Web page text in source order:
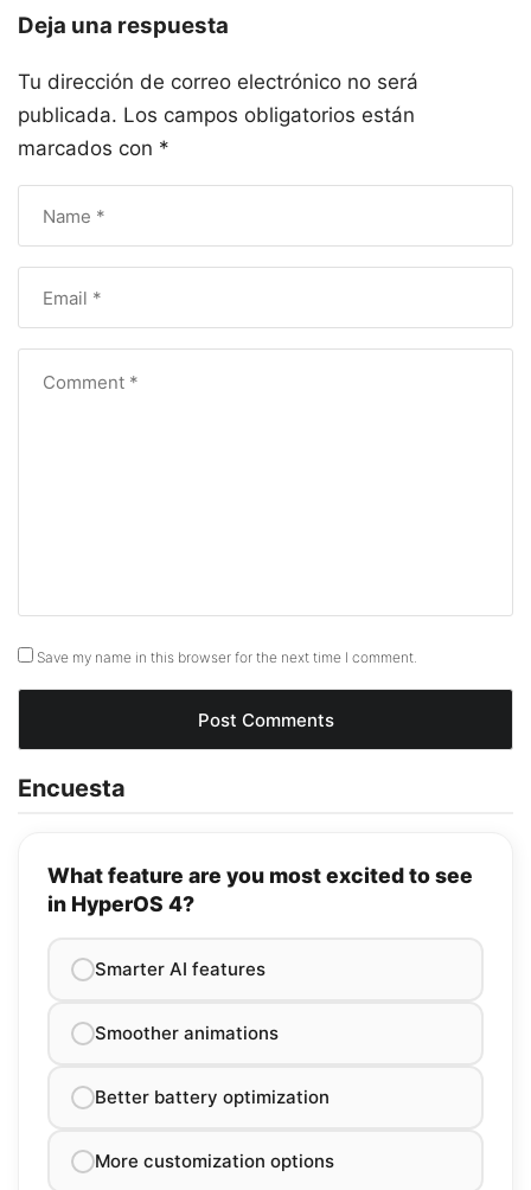
Deja una respuesta
Tu dirección de correo electrónico no será
publicada. Los campos obligatorios están
marcados con *
Save my name in this browser for the next time I comment.
Encuesta
What feature are you most excited to see
in HyperOS 4?
Smarter AI features
Smoother animations
Better battery optimization
More customization options